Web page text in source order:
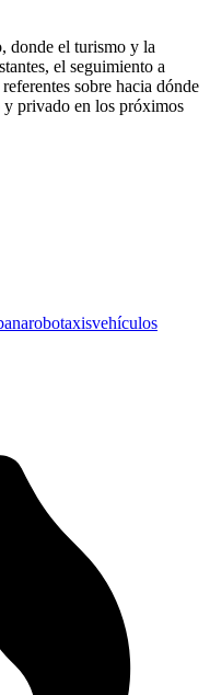
donde el turismo y la
el seguimiento a
sobre hacia dónde
privado en los próximos
robotaxisvehículos